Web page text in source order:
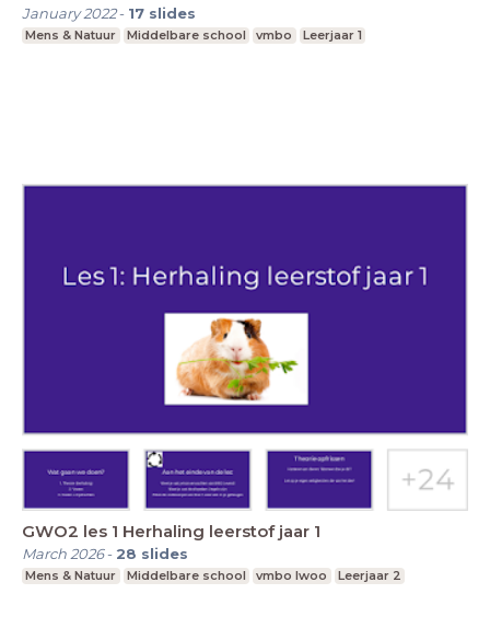
January 2022- 17 slides
Mens & Natuur Middelbare school vmbo Leerjaar 1
GWO2 les 1 Herhaling leerstof jaar 1
March 2026- 28 slides
Mens & Natuur Middelbare school vmbo lwoo Leerjaar 2